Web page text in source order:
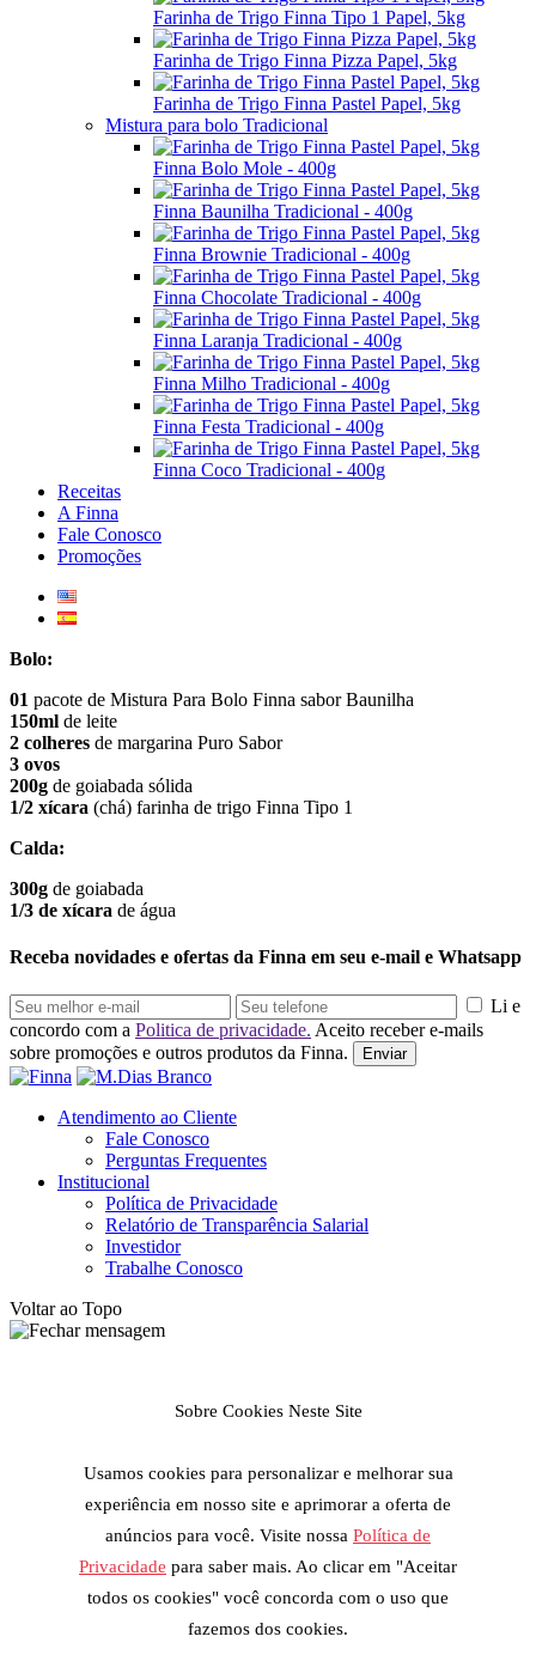
Farinha de Trigo Finna Tipo 1 Papel, 5kg
Farinha de Trigo Finna Pizza Papel, 5kg
Farinha de Trigo Finna Pastel Papel, 5kg
Mistura para bolo Tradicional
Finna Bolo Mole - 400g
Finna Baunilha Tradicional - 400g
Finna Brownie Tradicional - 400g
Finna Chocolate Tradicional - 400g
Finna Laranja Tradicional - 400g
Finna Milho Tradicional - 400g
Finna Festa Tradicional - 400g
Finna Coco Tradicional - 400g
Receitas
A Finna
Fale Conosco
Promoções
Bolo:
01 pacote de Mistura Para Bolo Finna sabor Baunilha
150ml de leite
2 colheres de margarina Puro Sabor
3 ovos
200g de goiabada sólida
1/2 xícara (chá) farinha de trigo Finna Tipo 1
Calda:
300g de goiabada
1/3 de xícara de água
Receba novidades e ofertas da Finna em seu e-mail e Whatsapp
Li e
concordo com a Politica de privacidade. Aceito receber e-mails
sobre promoções e outros produtos da Finna.
Enviar
Atendimento ao Cliente
Fale Conosco
Perguntas Frequentes
Institucional
Política de Privacidade
Relatório de Transparência Salarial
Investidor
Trabalhe Conosco
Voltar ao Topo
Sobre Cookies Neste Site
Usamos cookies para personalizar e melhorar sua
experiência em nosso site e aprimorar a oferta de
anúncios para você. Visite nossa Política de
Privacidade para saber mais. Ao clicar em "Aceitar
todos os cookies" você concorda com o uso que
fazemos dos cookies.